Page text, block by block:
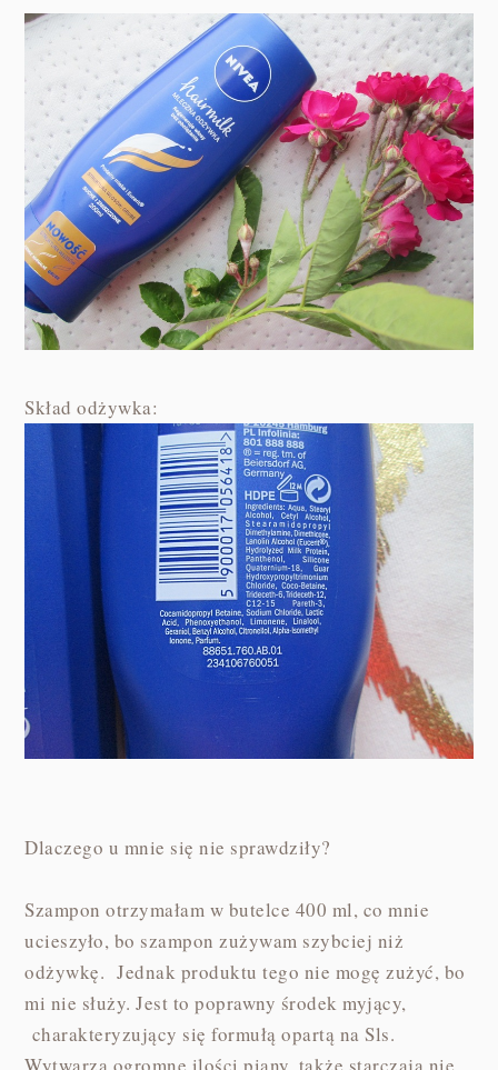
Skład odżywka:
Dlaczego u mnie się nie sprawdziły?
Szampon otrzymałam w butelce 400 ml, co mnie
ucieszyło, bo szampon zużywam szybciej niż
odżywkę. Jednak produktu tego nie mogę zużyć, bo
mi nie służy. Jest to poprawny środek myjący,
charakteryzujący się formułą opartą na Sls.